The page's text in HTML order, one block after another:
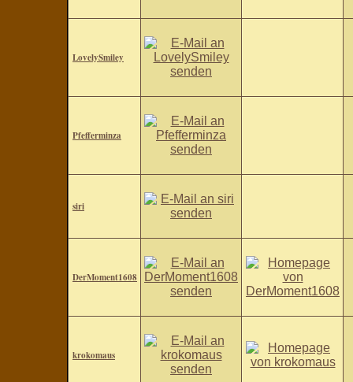
LovelySmiley
Pfefferminza
siri
DerMoment1608
krokomaus